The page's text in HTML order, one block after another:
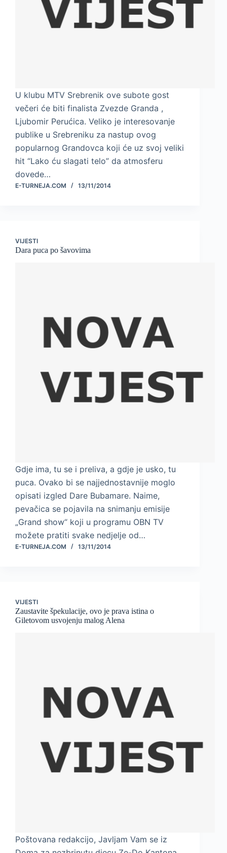
U klubu MTV Srebrenik ove subote gost
večeri će biti finalista Zvezde Granda ,
Ljubomir Perućica. Veliko je interesovanje
publike u Srebreniku za nastup ovog
popularnog Grandovca koji će uz svoj veliki
hit “Lako ću slagati telo” da atmosferu
dovede…
E-TURNEJA.COM 13/11/2014
VIJESTI
Dara puca po šavovima
Gdje ima, tu se i preliva, a gdje je usko, tu
puca. Ovako bi se najjednostavnije moglo
opisati izgled Dare Bubamare. Naime,
pevačica se pojavila na snimanju emisije
„Grand show“ koji u programu OBN TV
možete pratiti svake nedjelje od…
E-TURNEJA.COM 13/11/2014
VIJESTI
Zaustavite špekulacije, ovo je prava istina o
Giletovom usvojenju malog Alena
Poštovana redakcijo, Javljam Vam se iz